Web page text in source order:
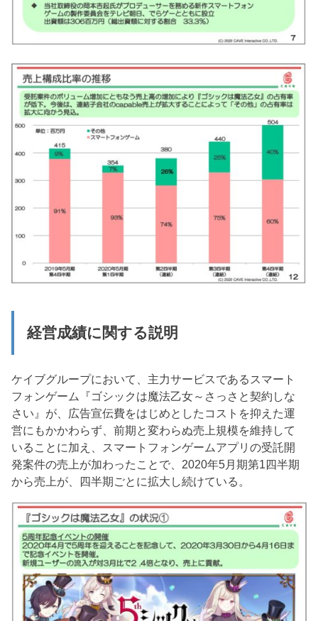
経営成績に関する説明
ケイブグループにおいて、主力サービスであるスマート
フォンゲーム『ゴシックは魔法乙女～さっさと契約しな
さい』が、広告宣伝費をはじめとしたコストを抑えた運
営にもかかわらず、前期と変わらぬ売上規模を維持して
いることに加え、スマートフォンゲームアプリの受託開
発案件の売上が加わったことで、2020年5月期第1四半期
から売上が、四半期ごとに拡大し続けている。